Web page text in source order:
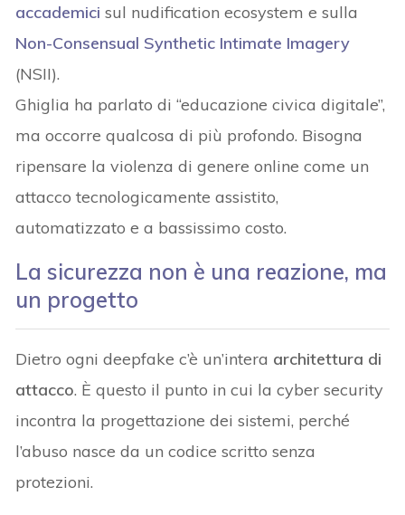
accademici sul nudification ecosystem e sulla
Non-Consensual Synthetic Intimate Imagery
(NSII).
Ghiglia ha parlato di “educazione civica digitale”,
ma occorre qualcosa di più profondo. Bisogna
ripensare la violenza di genere online come un
attacco tecnologicamente assistito,
automatizzato e a bassissimo costo.
La sicurezza non è una reazione, ma
un progetto
Dietro ogni deepfake c’è un’intera architettura di
attacco. È questo il punto in cui la cyber security
incontra la progettazione dei sistemi, perché
l’abuso nasce da un codice scritto senza
protezioni.